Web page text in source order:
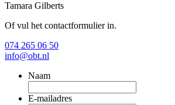
Tamara Gilberts
Of vul het contactformulier in.
074 265 06 50
info@obt.nl
Naam
E-mailadres